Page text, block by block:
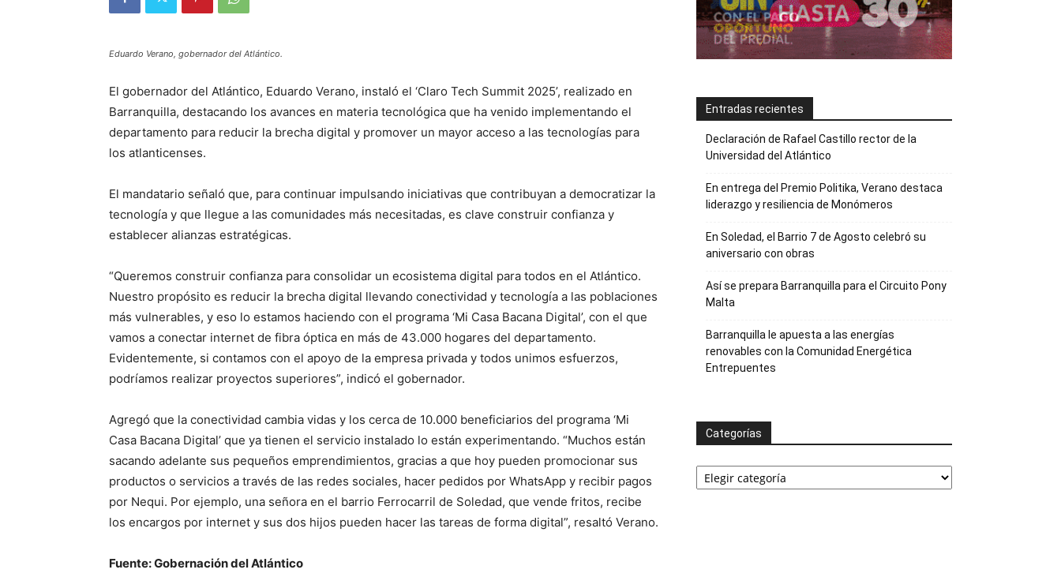
Eduardo Verano, gobernador del Atlántico.
El gobernador del Atlántico, Eduardo Verano, instaló el ‘Claro Tech Summit 2025’, realizado en
Barranquilla, destacando los avances en materia tecnológica que ha venido implementando el
departamento para reducir la brecha digital y promover un mayor acceso a las tecnologías para
los atlanticenses.
El mandatario señaló que, para continuar impulsando iniciativas que contribuyan a democratizar la
tecnología y que llegue a las comunidades más necesitadas, es clave construir confianza y
establecer alianzas estratégicas.
“Queremos construir confianza para consolidar un ecosistema digital para todos en el Atlántico.
Nuestro propósito es reducir la brecha digital llevando conectividad y tecnología a las poblaciones
más vulnerables, y eso lo estamos haciendo con el programa ‘Mi Casa Bacana Digital’, con el que
vamos a conectar internet de fibra óptica en más de 43.000 hogares del departamento.
Evidentemente, si contamos con el apoyo de la empresa privada y todos unimos esfuerzos,
podríamos realizar proyectos superiores”, indicó el gobernador.
Agregó que la conectividad cambia vidas y los cerca de 10.000 beneficiarios del programa ‘Mi
Casa Bacana Digital’ que ya tienen el servicio instalado lo están experimentando. “Muchos están
sacando adelante sus pequeños emprendimientos, gracias a que hoy pueden promocionar sus
productos o servicios a través de las redes sociales, hacer pedidos por WhatsApp y recibir pagos
por Nequi. Por ejemplo, una señora en el barrio Ferrocarril de Soledad, que vende fritos, recibe
los encargos por internet y sus dos hijos pueden hacer las tareas de forma digital”, resaltó Verano.
Fuente: Gobernación del Atlántico
Entradas recientes
Declaración de Rafael Castillo rector de la
Universidad del Atlántico
En entrega del Premio Politika, Verano destaca
liderazgo y resiliencia de Monómeros
En Soledad, el Barrio 7 de Agosto celebró su
aniversario con obras
Así se prepara Barranquilla para el Circuito Pony
Malta
Barranquilla le apuesta a las energías
renovables con la Comunidad Energética
Entrepuentes
Categorías
Categorías